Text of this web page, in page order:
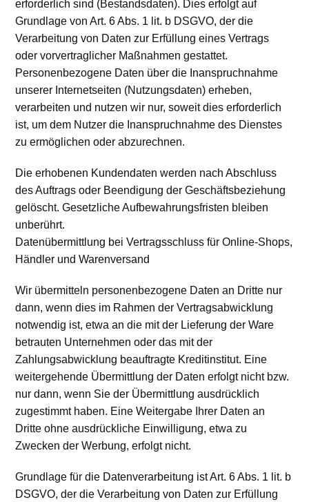
erforderlich sind (Bestandsdaten). Dies erfolgt auf
Grundlage von Art. 6 Abs. 1 lit. b DSGVO, der die
Verarbeitung von Daten zur Erfüllung eines Vertrags
oder vorvertraglicher Maßnahmen gestattet.
Personenbezogene Daten über die Inanspruchnahme
unserer Internetseiten (Nutzungsdaten) erheben,
verarbeiten und nutzen wir nur, soweit dies erforderlich
ist, um dem Nutzer die Inanspruchnahme des Dienstes
zu ermöglichen oder abzurechnen.
Die erhobenen Kundendaten werden nach Abschluss
des Auftrags oder Beendigung der Geschäftsbeziehung
gelöscht. Gesetzliche Aufbewahrungsfristen bleiben
unberührt.
Datenübermittlung bei Vertragsschluss für Online-Shops,
Händler und Warenversand
Wir übermitteln personenbezogene Daten an Dritte nur
dann, wenn dies im Rahmen der Vertragsabwicklung
notwendig ist, etwa an die mit der Lieferung der Ware
betrauten Unternehmen oder das mit der
Zahlungsabwicklung beauftragte Kreditinstitut. Eine
weitergehende Übermittlung der Daten erfolgt nicht bzw.
nur dann, wenn Sie der Übermittlung ausdrücklich
zugestimmt haben. Eine Weitergabe Ihrer Daten an
Dritte ohne ausdrückliche Einwilligung, etwa zu
Zwecken der Werbung, erfolgt nicht.
Grundlage für die Datenverarbeitung ist Art. 6 Abs. 1 lit. b
DSGVO, der die Verarbeitung von Daten zur Erfüllung